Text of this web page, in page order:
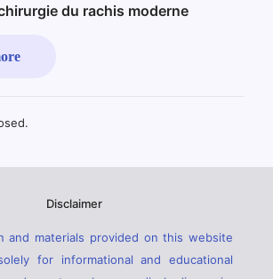
du rachis moderne
Disclaimer
and materials provided on this website
for informational and educational